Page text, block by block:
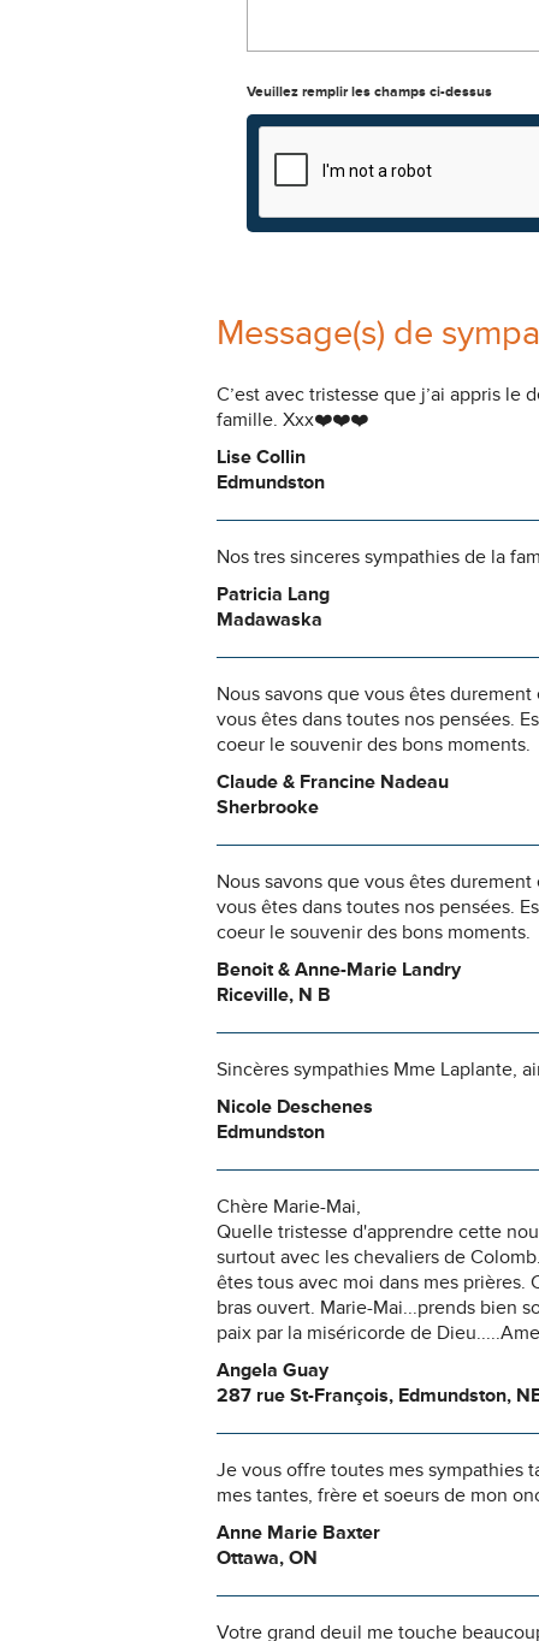
Veuillez remplir les champs ci-dessus
Message(s) de
C’est avec tristesse que j’ai appris le
famille. Xxx❤️❤️❤️
Lise Collin
Edmundston
Nos tres sinceres sympathies de la
Patricia Lang
Madawaska
Nous savons que vous êtes
vous êtes dans toutes nos pensées.
coeur le souvenir des bons moments.
Claude & Francine Nadeau
Sherbrooke
Nous savons que vous êtes
vous êtes dans toutes nos pensées.
coeur le souvenir des bons moments.
Benoit & Anne-Marie Landry
Riceville, N B
Sincères sympathies Mme Laplante,
Nicole Deschenes
Edmundston
Chère Marie-Mai,
Quelle tristesse d'apprendre cette
surtout avec les chevaliers de
êtes tous avec moi dans mes
bras ouvert. Marie-Mai...prends bien
paix par la miséricorde de
Angela Guay
287 rue St-François, Edmundston,
Je vous offre toutes mes sympathies
mes tantes, frère et soeurs de mon
Anne Marie Baxter
Ottawa, ON
Votre grand deuil me touche